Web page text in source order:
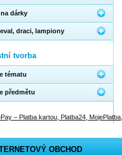
dárky
draci, lampiony
tvorba
tématu
předmětu
OBCHOD